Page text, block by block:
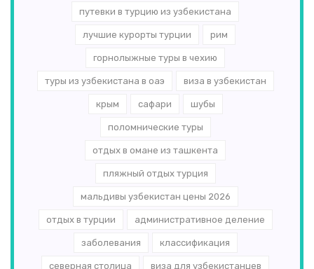
путевки в турцию из узбекистана
лучшие курорты турции рим
горнолыжные туры в чехию
туры из узбекистана в оаэ виза в узбекистан
крым сафари шубы
поломнические туры
отдых в омане из ташкента
пляжный отдых турция
мальдивы узбекистан цены 2026
отдых в турции административное деление
заболевания классификация
северная столица виза для узбекистанцев